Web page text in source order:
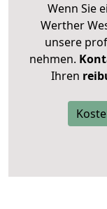
Wenn Sie
Werther
unsere
nehmen.
Ihren